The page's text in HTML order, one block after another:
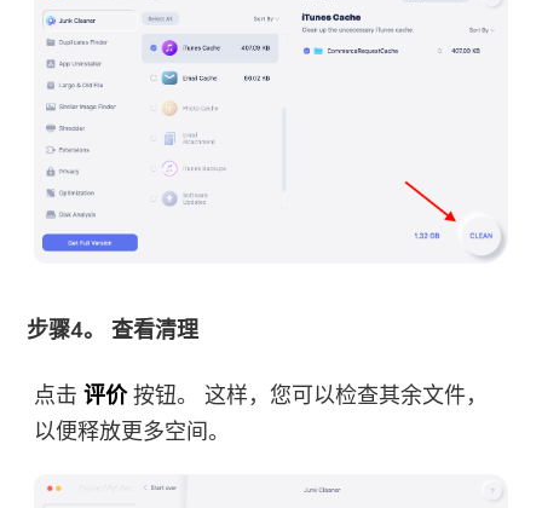
步骤4。 查看清理
点击评价按钮。 这样，您可以检查其余文件，
以便释放更多空间。
你几乎完成。
订阅我们关于 iMyMac 应用程序
您的电子邮件地址以获取下载链
件，请点击商店.